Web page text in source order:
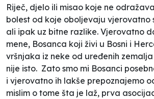
Riječ, djelo ili misao koje ne
bolest od koje oboljevaju vjerovatno
ali ipak uz bitne razlike. Vjerovatno
mene, Bosanca koji živi u Bosni i
vršnjaka iz neke od uređenih
nije isto. Zato smo mi Bosanci
i vjerovatno ih lakše prepoznajemo
mislim o tome šta je laž, prva